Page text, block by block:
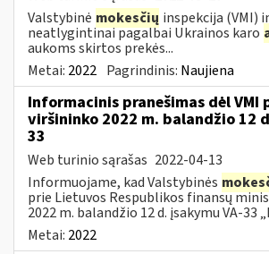
Valstybinė mokesčių inspekcija (VMI)
neatlygintinai pagalbai Ukrainos karo
aukoms skirtos prekės...
Metai: 2022 Pagrindinis: Naujiena
Informacinis pranešimas dėl VMI
viršininko 2022 m. balandžio 12
33
Web turinio sąrašas 2022-04-13
Informuojame, kad Valstybinės
prie Lietuvos Respublikos finansų
2022 m. balandžio 12 d. įsakymu VA-33
Metai: 2022